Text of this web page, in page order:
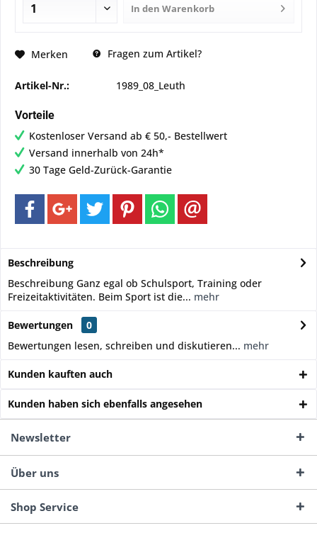
In den Warenkorb
Merken Fragen zum Artikel?
Artikel-Nr.: 1989_08_Leuth
Vorteile
Kostenloser Versand ab € 50,- Bestellwert
Versand innerhalb von 24h*
30 Tage Geld-Zurück-Garantie
Beschreibung
Beschreibung Ganz egal ob Schulsport, Training oder
Freizeitaktivitäten. Beim Sport ist die... mehr
Bewertungen
0
Bewertungen lesen, schreiben und diskutieren... mehr
Kunden kauften auch
Kunden haben sich ebenfalls angesehen
Newsletter
Über uns
Shop Service